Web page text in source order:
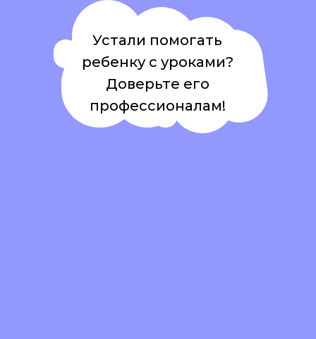
Устали помогать
ребенку с уроками?
Доверьте его
профессионалам!